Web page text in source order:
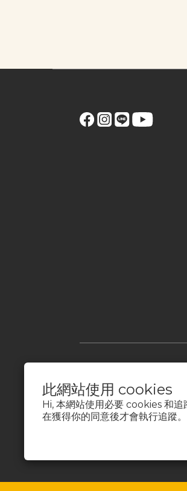
此網站使用 cookies
Hi, 本網站使用必要 cookies 和
在獲得你的同意後才會執行追蹤。